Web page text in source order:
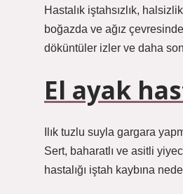
Hastalık iştahsızlık,
boğazda ve ağız
döküntüler izler ve daha
El ayak
Ilık tuzlu suyla gargara
Sert, baharatlı ve asitli
hastalığı iştah kaybına